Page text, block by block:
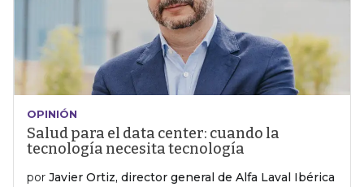
OPINIÓN
Salud para el data center: cuando la
tecnología necesita tecnología
por Javier Ortiz, director general de Alfa Laval Ibérica